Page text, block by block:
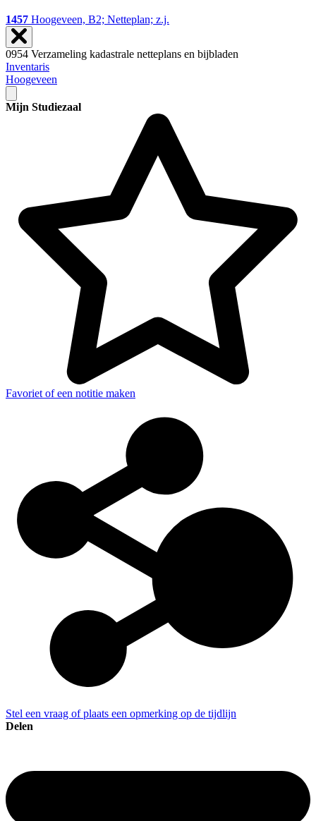
1457 Hoogeveen, B2; Netteplan; z.j.
0954 Verzameling kadastrale netteplans en bijbladen
Inventaris
Hoogeveen
Mijn Studiezaal
Favoriet of een notitie maken
Stel een vraag of plaats een opmerking op de tijdlijn
Delen